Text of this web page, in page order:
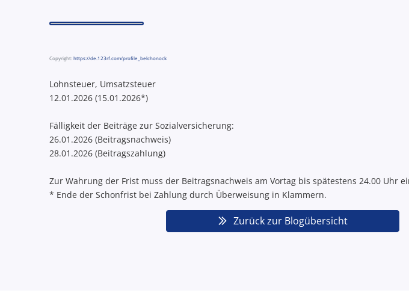
Copyright:https://de.123rf.com/profile_belchonock
Lohnsteuer, Umsatzsteuer
12.01.2026 (15.01.2026*)
Fälligkeit der Beiträge zur Sozialversicherung:
26.01.2026 (Beitragsnachweis)
28.01.2026 (Beitragszahlung)
Zur Wahrung der Frist muss der Beitragsnachweis am Vortag bis spätestens 24.00 Uhr
* Ende der Schonfrist bei Zahlung durch Überweisung in Klammern.
Zurück zur Blogübersicht